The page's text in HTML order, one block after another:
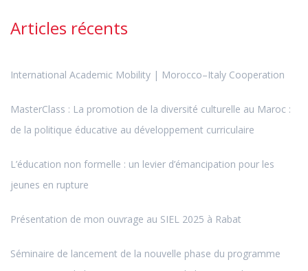
Articles récents
International Academic Mobility | Morocco–Italy Cooperation
MasterClass : La promotion de la diversité culturelle au Maroc :
de la politique éducative au développement curriculaire
L’éducation non formelle : un levier d’émancipation pour les
jeunes en rupture
Présentation de mon ouvrage au SIEL 2025 à Rabat
Séminaire de lancement de la nouvelle phase du programme